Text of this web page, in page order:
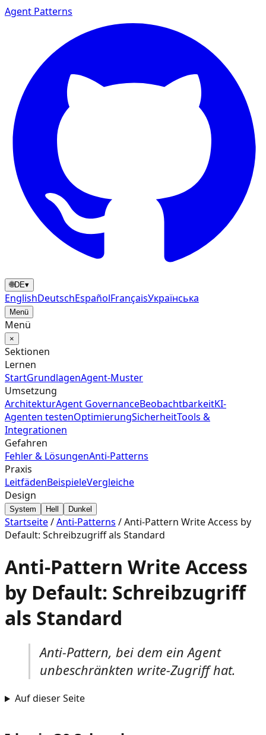
Agent Patterns
🌐DE▾
EnglishDeutschEspañolFrançaisУкраїнська
Menü
Menü
×
Sektionen
Lernen
StartGrundlagenAgent‑Muster
Umsetzung
ArchitekturAgent GovernanceBeobachtbarkeitKI-
Agenten testenOptimierungSicherheitTools &
Integrationen
Gefahren
Fehler & LösungenAnti-Patterns
Praxis
LeitfädenBeispieleVergleiche
Design
System Hell Dunkel
Startseite/Anti-Patterns /Anti-Pattern Write Access by
Default: Schreibzugriff als Standard
Anti-Pattern Write Access
by Default: Schreibzugriff
als Standard
Anti-Pattern, bei dem ein Agent
unbeschränkten write-Zugriff hat.
Auf dieser Seite